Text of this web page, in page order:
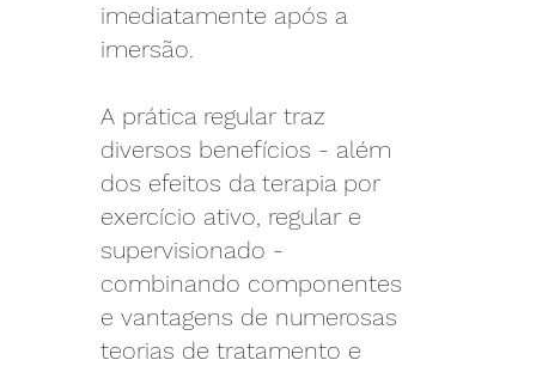
imediatamente após a
imersão.
A prática regular traz
diversos benefícios - além
dos efeitos da terapia por
exercício ativo, regular e
supervisionado -
combinando componentes
e vantagens de numerosas
teorias de tratamento e